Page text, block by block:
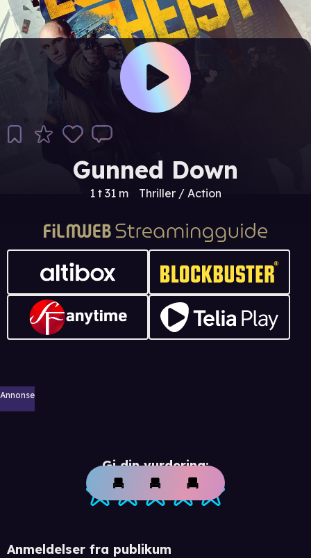
Gunned Down
1 t 31 m Thriller / Action
Annonse
Gi din vurdering:
Anmeldelser fra publikum